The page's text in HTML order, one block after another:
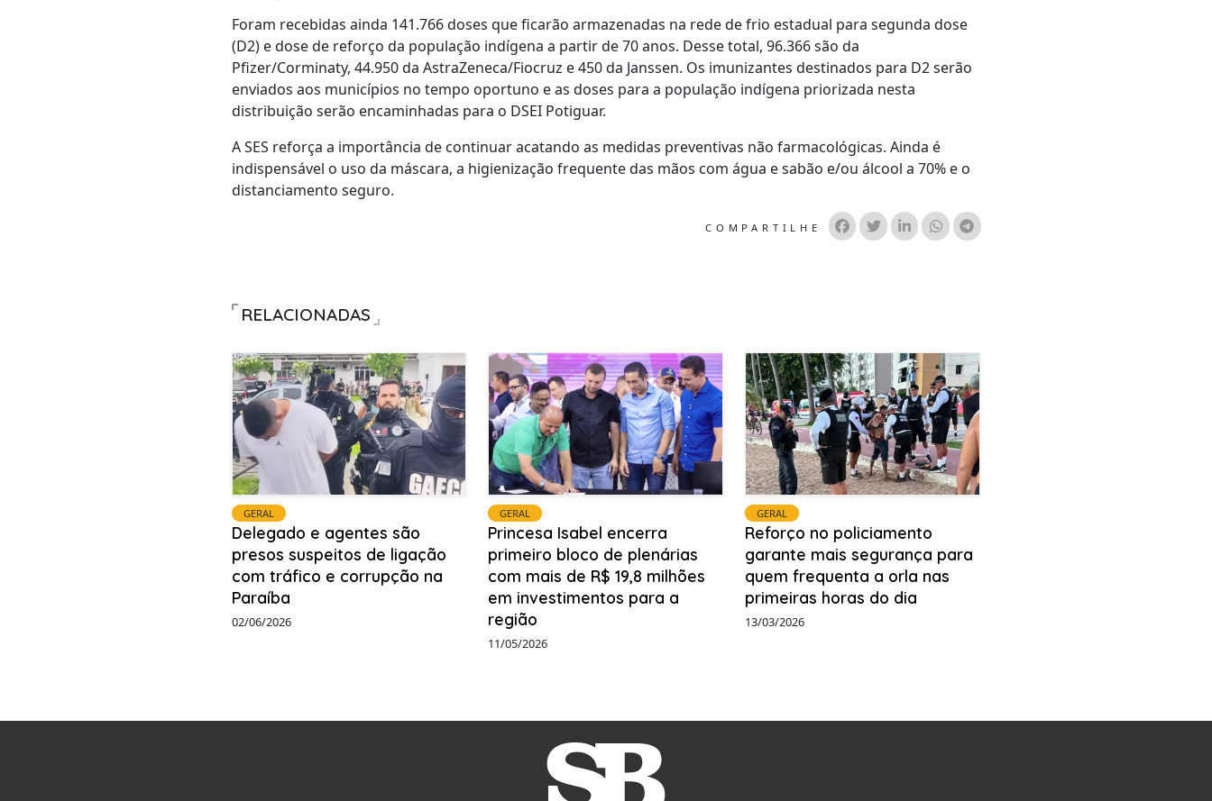
Foram recebidas ainda 141.766 doses que ficarão armazenadas na rede de frio estadual para segunda dose
(D2) e dose de reforço da população indígena a partir de 70 anos. Desse total, 96.366 são da
Pfizer/Corminaty, 44.950 da AstraZeneca/Fiocruz e 450 da Janssen. Os imunizantes destinados para D2 serão
enviados aos municípios no tempo oportuno e as doses para a população indígena priorizada nesta
distribuição serão encaminhadas para o DSEI Potiguar.
A SES reforça a importância de continuar acatando as medidas preventivas não farmacológicas. Ainda é
indispensável o uso da máscara, a higienização frequente das mãos com água e sabão e/ou álcool a 70% e o
distanciamento seguro.
COMPARTILHE
RELACIONADAS
GERAL
Delegado e agentes são
presos suspeitos de ligação
com tráfico e corrupção na
Paraíba
02/06/2026
GERAL
Princesa Isabel encerra
primeiro bloco de plenárias
com mais de R$ 19,8 milhões
em investimentos para a
região
11/05/2026
GERAL
Reforço no policiamento
garante mais segurança para
quem frequenta a orla nas
primeiras horas do dia
13/03/2026